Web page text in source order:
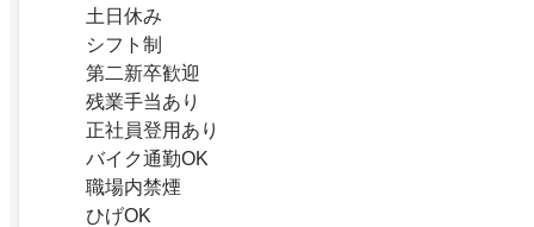
土日休み
シフト制
第二新卒歓迎
残業手当あり
正社員登用あり
バイク通勤OK
職場内禁煙
ひげOK